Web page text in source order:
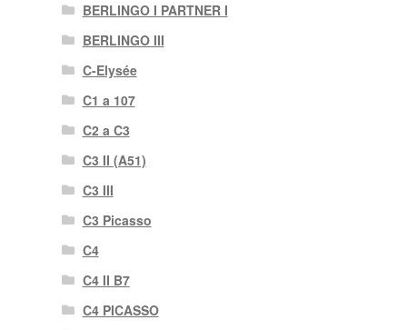
BERLINGO I PARTNER I
BERLINGO III
C-Elysée
C1 a 107
C2 a C3
C3 II (A51)
C3 III
C3 Picasso
C4
C4 II B7
C4 PICASSO